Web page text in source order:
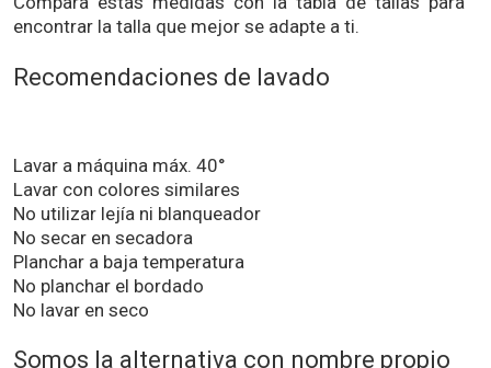
encontrar la talla que mejor se adapte a ti.
Recomendaciones de lavado
Lavar a máquina máx. 40°
Lavar con colores similares
No utilizar lejía ni blanqueador
No secar en secadora
Planchar a baja temperatura
No planchar el bordado
No lavar en seco
Somos la alternativa con nombre propio